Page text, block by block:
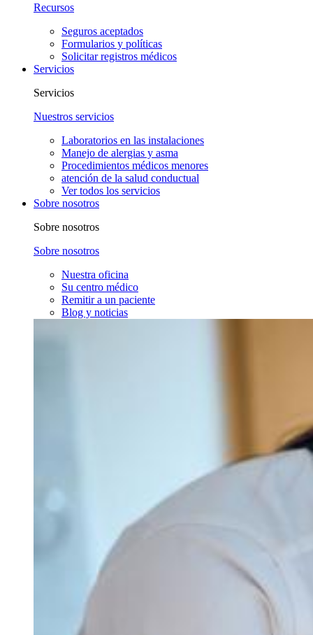
Recursos
Seguros aceptados
Formularios y políticas
Solicitar registros médicos
Servicios
Servicios
Nuestros servicios
Laboratorios en las instalaciones
Manejo de alergias y asma
Procedimientos médicos menores
atención de la salud conductual
Ver todos los servicios
Sobre nosotros
Sobre nosotros
Sobre nosotros
Nuestra oficina
Su centro médico
Remitir a un paciente
Blog y noticias